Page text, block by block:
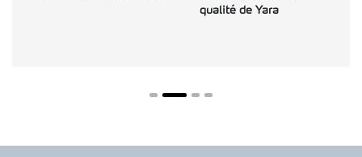
qualité de Yara